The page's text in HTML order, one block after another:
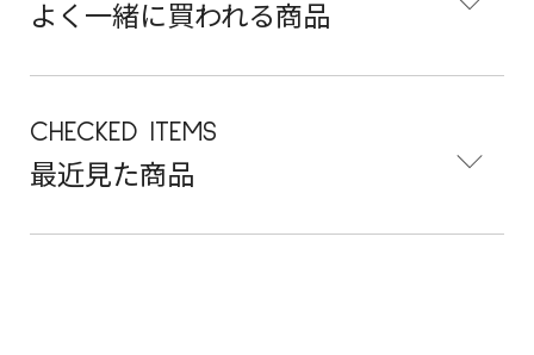
よく一緒に買われる商品
CHECKED ITEMS
最近見た商品